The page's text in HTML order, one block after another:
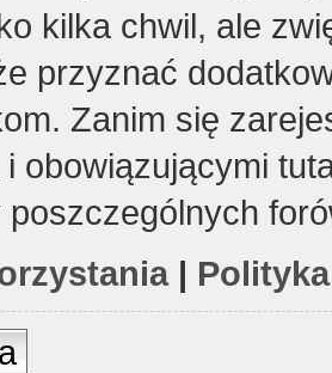
kilka chwil, ale
przyznać
Zanim się
obowiązującymi
poszczególnych
|